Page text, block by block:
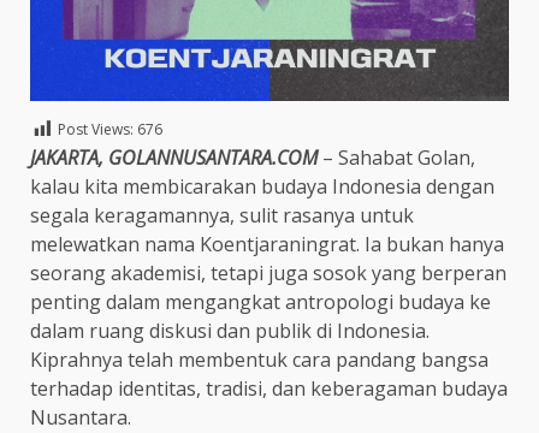
Post Views: 676
JAKARTA, GOLANNUSANTARA.COM– Sahabat Golan,
kalau kita membicarakan budaya Indonesia dengan
segala keragamannya, sulit rasanya untuk
melewatkan nama Koentjaraningrat. Ia bukan hanya
seorang akademisi, tetapi juga sosok yang berperan
penting dalam mengangkat antropologi budaya ke
dalam ruang diskusi dan publik di Indonesia.
Kiprahnya telah membentuk cara pandang bangsa
terhadap identitas, tradisi, dan keberagaman budaya
Nusantara.